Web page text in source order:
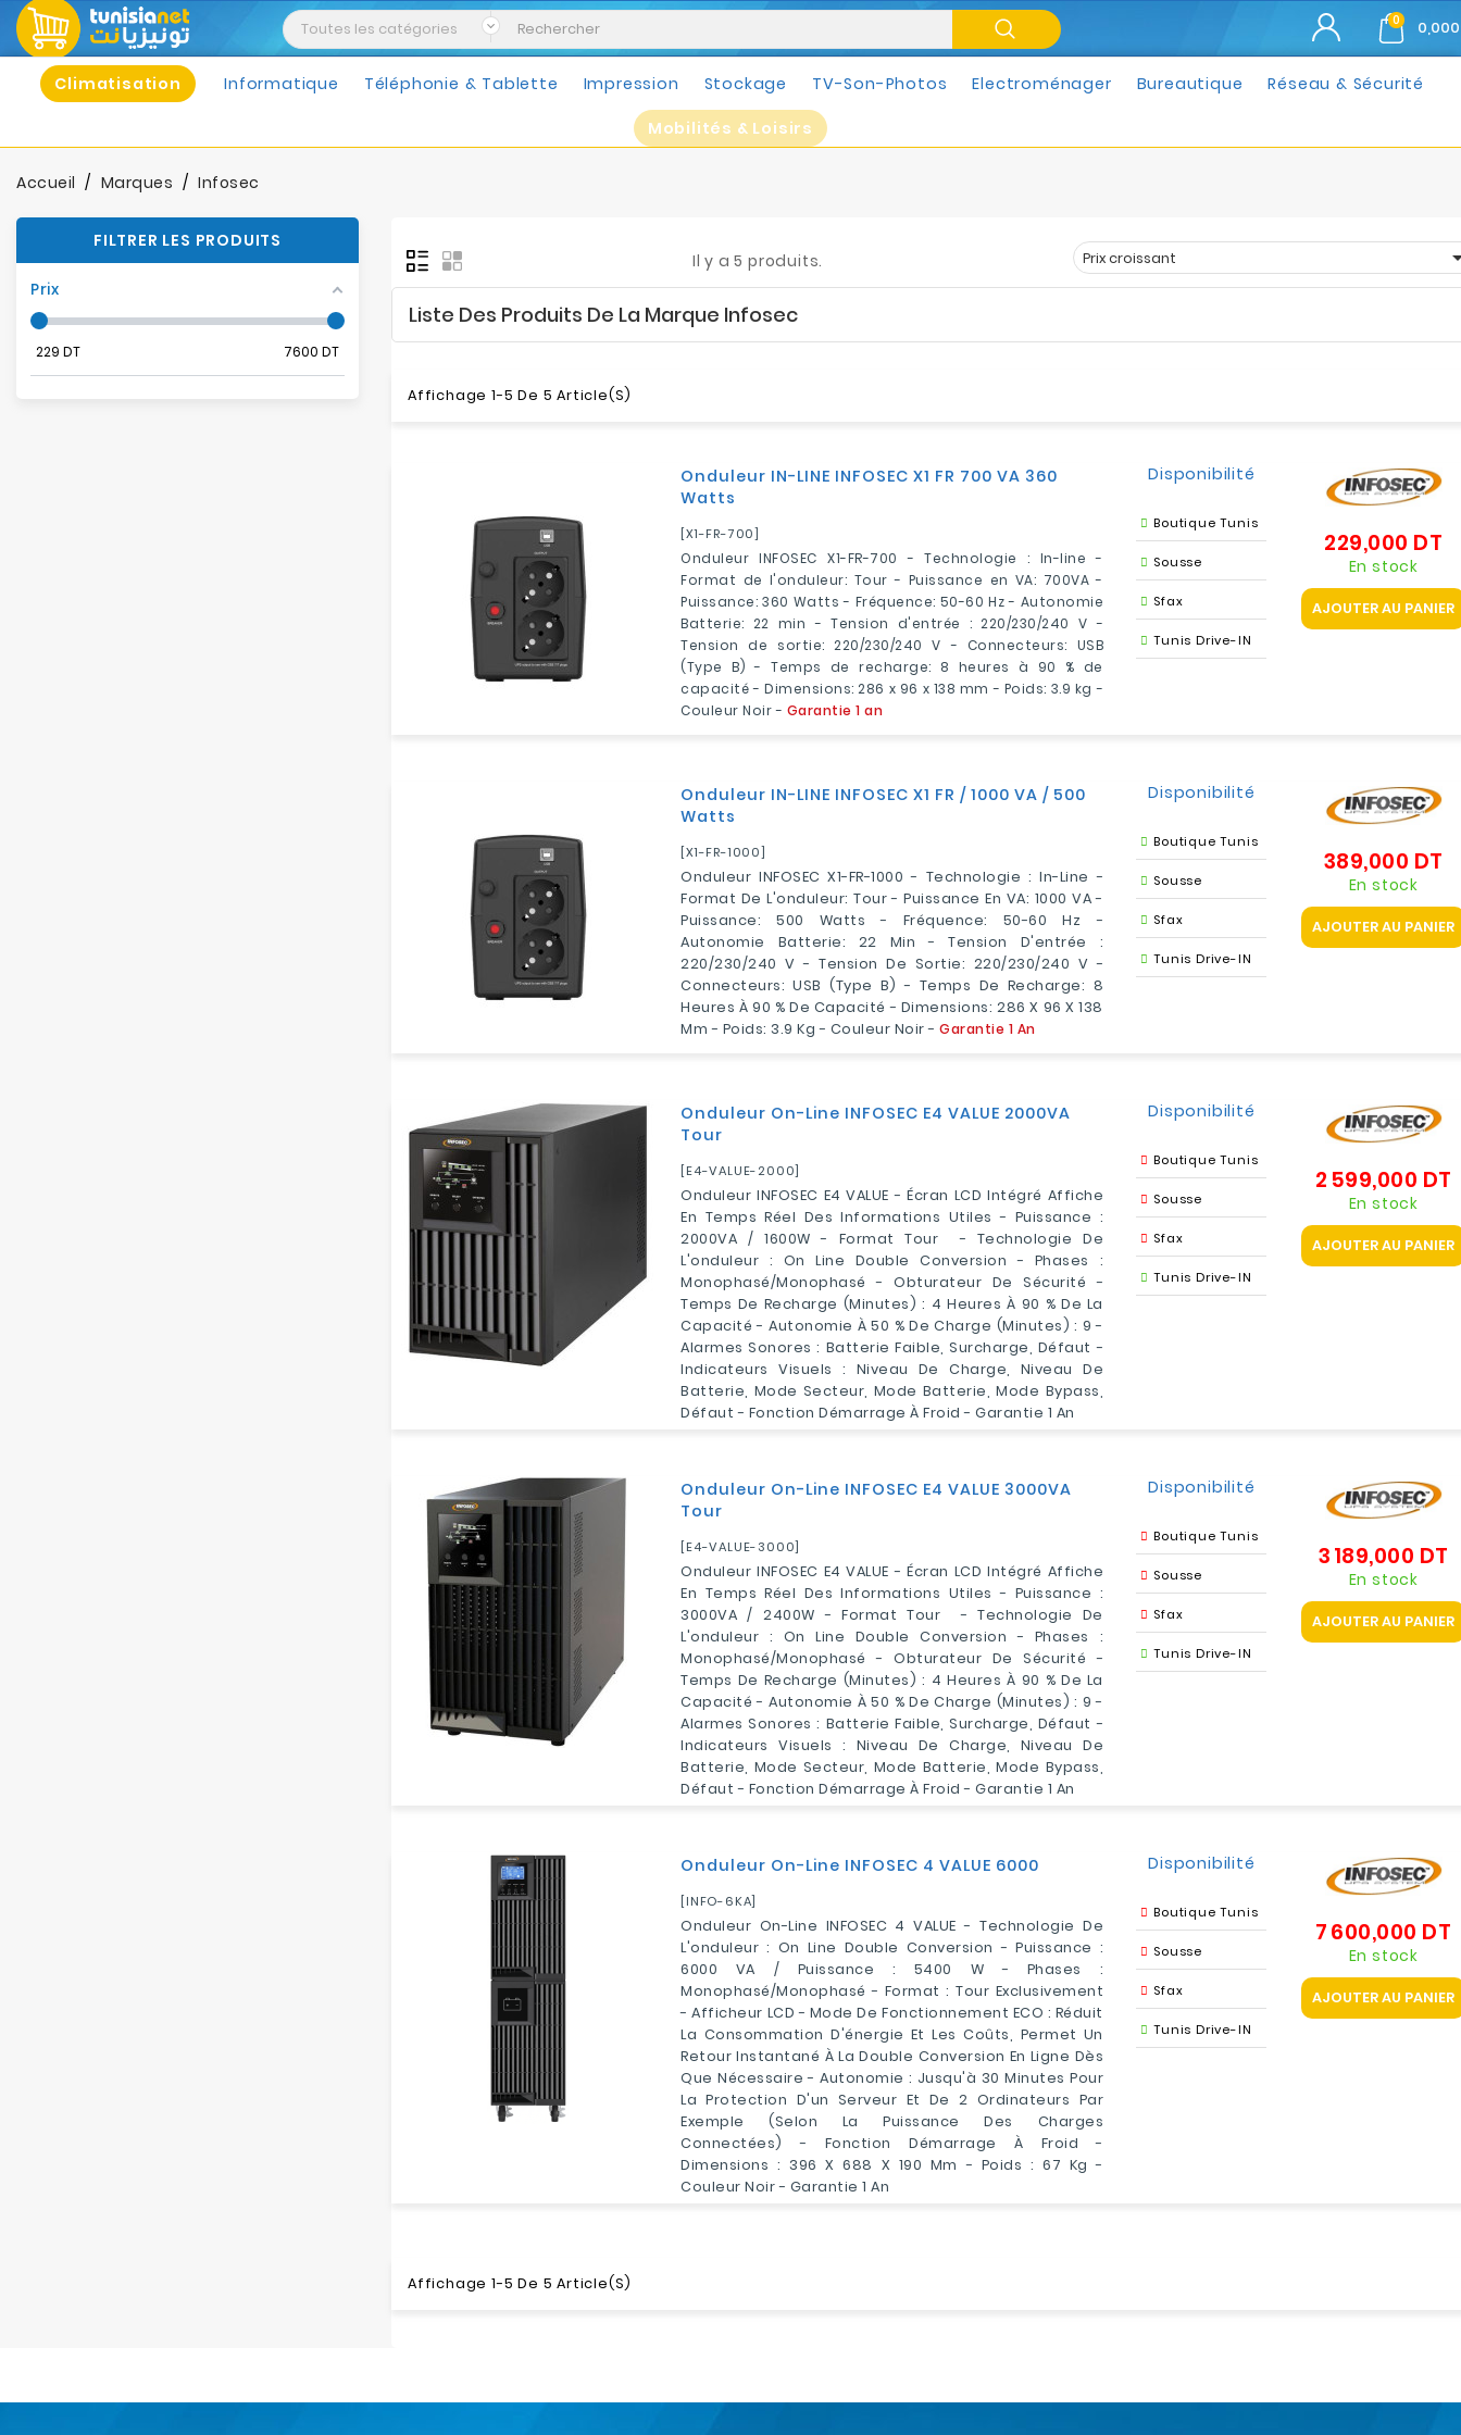
0
Climatisation Informatique Téléphonie & Tablette Impression Stockage TV-Son-Photos Electroménager Bureautique Réseau & Sécurité
Mobilités & Loisirs
Accueil Marques Infosec
FILTRER LES PRODUITS
Prix
229 DT 7600 DT
Il y a 5 produits. Prix croissant
Liste Des Produits De La Marque Infosec
Affichage 1-5 De 5 Article(s)
Onduleur IN-LINE INFOSEC X1 FR 700 VA 360
Watts
[X1-FR-700]
Onduleur INFOSEC X1-FR-700 - Technologie : In-line -
Format de l'onduleur: Tour - Puissance en VA: 700VA -
Puissance: 360 Watts - Fréquence: 50-60 Hz - Autonomie
Batterie: 22 min - Tension d'entrée : 220/230/240 V -
Tension de sortie: 220/230/240 V - Connecteurs: USB
(Type B) - Temps de recharge: 8 heures à 90 % de
capacité - Dimensions: 286 x 96 x 138 mm - Poids: 3.9 kg -
Couleur Noir - Garantie 1 an
Disponibilité
Boutique Tunis
Sousse
Sfax
Tunis Drive-IN
229,000 DT
En stock
AJOUTER AU PANIER
Onduleur IN-LINE INFOSEC X1 FR / 1000 VA / 500
Watts
[X1-FR-1000]
Onduleur INFOSEC X1-FR-1000 - Technologie : In-Line -
Format De L'onduleur: Tour - Puissance En VA: 1000 VA -
Puissance: 500 Watts - Fréquence: 50-60 Hz -
Autonomie Batterie: 22 Min - Tension D'entrée :
220/230/240 V - Tension De Sortie: 220/230/240 V -
Connecteurs: USB (Type B) - Temps De Recharge: 8
Heures À 90 % De Capacité - Dimensions: 286 X 96 X 138
Mm - Poids: 3.9 Kg - Couleur Noir -Garantie 1 An
Disponibilité
Boutique Tunis
Sousse
Sfax
Tunis Drive-IN
389,000 DT
En stock
AJOUTER AU PANIER
Onduleur On-Line INFOSEC E4 VALUE 2000VA
Tour
[E4-VALUE-2000]
Onduleur INFOSEC E4 VALUE - Écran LCD Intégré Affiche
En Temps Réel Des Informations Utiles - Puissance :
2000VA / 1600W - Format Tour - Technologie De
L'onduleur : On Line Double Conversion - Phases :
Monophasé/Monophasé - Obturateur De Sécurité -
Temps De Recharge (minutes) : 4 Heures À 90 % De La
Capacité - Autonomie À 50 % De Charge (minutes) : 9 -
Alarmes Sonores : Batterie Faible, Surcharge, Défaut -
Indicateurs Visuels : Niveau De Charge, Niveau De
Batterie, Mode Secteur, Mode Batterie, Mode Bypass,
Défaut - Fonction Démarrage À Froid - Garantie 1 An
Disponibilité
Boutique Tunis
Sousse
Sfax
Tunis Drive-IN
2 599,000 DT
En stock
AJOUTER AU PANIER
Onduleur On-Line INFOSEC E4 VALUE 3000VA
Tour
[E4-VALUE-3000]
Onduleur INFOSEC E4 VALUE - Écran LCD Intégré Affiche
En Temps Réel Des Informations Utiles - Puissance :
3000VA / 2400W - Format Tour - Technologie De
L'onduleur : On Line Double Conversion - Phases :
Monophasé/Monophasé - Obturateur De Sécurité -
Temps De Recharge (minutes) : 4 Heures À 90 % De La
Capacité - Autonomie À 50 % De Charge (minutes) : 9 -
Alarmes Sonores : Batterie Faible, Surcharge, Défaut -
Indicateurs Visuels : Niveau De Charge, Niveau De
Batterie, Mode Secteur, Mode Batterie, Mode Bypass,
Défaut - Fonction Démarrage À Froid - Garantie 1 An
Disponibilité
Boutique Tunis
Sousse
Sfax
Tunis Drive-IN
3 189,000 DT
En stock
AJOUTER AU PANIER
Onduleur On-Line INFOSEC 4 VALUE 6000
[INFO-6KA]
Onduleur On-Line INFOSEC 4 VALUE - Technologie De
L'onduleur : On Line Double Conversion - Puissance :
6000 VA / Puissance : 5400 W - Phases :
Monophasé/Monophasé - Format : Tour Exclusivement
- Afficheur LCD - Mode De Fonctionnement ECO : Réduit
La Consommation D'énergie Et Les Coûts, Permet Un
Retour Instantané À La Double Conversion En Ligne Dès
Que Nécessaire - Autonomie : Jusqu'à 30 Minutes Pour
La Protection D'un Serveur Et De 2 Ordinateurs Par
Exemple (selon La Puissance Des Charges
Connectées) - Fonction Démarrage À Froid -
Dimensions : 396 X 688 X 190 Mm - Poids : 67 Kg -
Couleur Noir - Garantie 1 An
Disponibilité
Boutique Tunis
Sousse
Sfax
Tunis Drive-IN
7 600,000 DT
En stock
AJOUTER AU PANIER
Affichage 1-5 De 5 Article(s)